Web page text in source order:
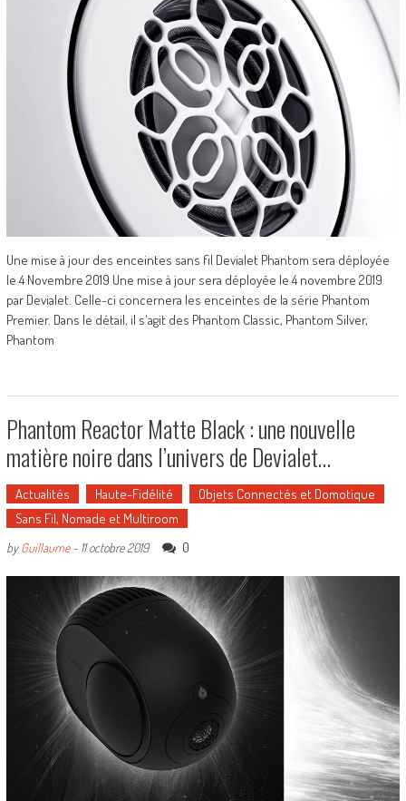
Une mise à jour des enceintes sans fil Devialet Phantom sera déployée
le 4 Novembre 2019 Une mise à jour sera déployée le 4 novembre 2019
par Devialet. Celle-ci concernera les enceintes de la série Phantom
Premier. Dans le détail, il s'agit des Phantom Classic, Phantom Silver,
Phantom
Phantom Reactor Matte Black : une nouvelle
matière noire dans l’univers de Devialet…
Actualités Haute-Fidélité
Objets Connectés et Domotique
Sans Fil, Nomade et Multiroom
byGuillaume- 11 octobre 2019 0